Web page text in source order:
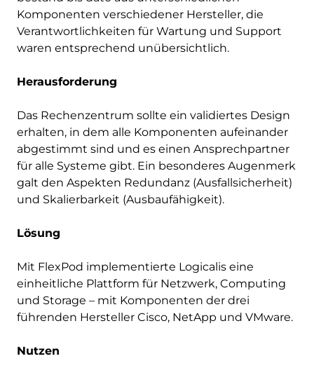
Komponenten verschiedener Hersteller, die
Verantwortlichkeiten für Wartung und Support
waren entsprechend unübersichtlich.
Herausforderung
Das Rechenzentrum sollte ein validiertes Design
erhalten, in dem alle Komponenten aufeinander
abgestimmt sind und es einen Ansprechpartner
für alle Systeme gibt. Ein besonderes Augenmerk
galt den Aspekten Redundanz (Ausfallsicherheit)
und Skalierbarkeit (Ausbaufähigkeit).
Lösung
Mit FlexPod implementierte Logicalis eine
einheitliche Plattform für Netzwerk, Computing
und Storage – mit Komponenten der drei
führenden Hersteller Cisco, NetApp und VMware.
Nutzen